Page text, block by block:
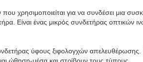
χρησιμοποιείται για να συνδέσει μια
Είναι ένας μικρός συνδετήρας οπτικών
ύφους ξιφολογχών
ώθηση-μέσα και στρίβουν τους τύπους